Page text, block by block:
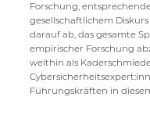
Forschung,
gesellschaftlichem
darauf ab, das gesamte
empirischer Forschung
weithin als
Führungskräften in